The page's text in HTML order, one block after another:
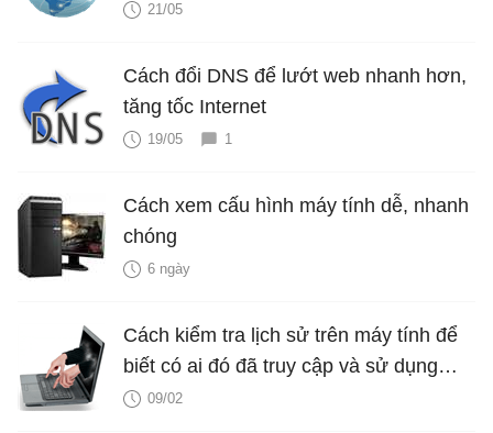
21/05
Cách đổi DNS để lướt web nhanh hơn,
tăng tốc Internet
19/05 1
Cách xem cấu hình máy tính dễ, nhanh
chóng
6 ngày
Cách kiểm tra lịch sử trên máy tính để
biết có ai đó đã truy cập và sử dụng
máy tính của bạn?
09/02